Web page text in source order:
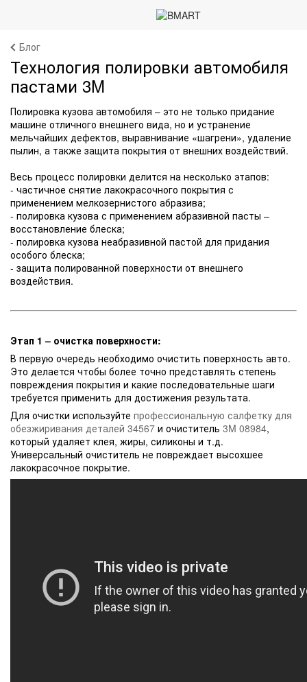
Блог
Технология полировки автомобиля
пастами 3M
Полировка кузова автомобиля – это не только придание
машине отличного внешнего вида, но и устранение
мельчайших дефектов, выравнивание «шагрени», удаление
пылин, а также защита покрытия от внешних воздействий.
Весь процесс полировки делится на несколько этапов:
- частичное снятие лакокрасочного покрытия с
применением мелкозернистого абразива;
- полировка кузова с применением абразивной пасты –
восстановление блеска;
- полировка кузова неабразивной пастой для придания
особого блеска;
- защита полированной поверхности от внешнего
воздействия.
Этап 1 – очистка поверхности:
В первую очередь необходимо очистить поверхность авто.
Это делается чтобы более точно представлять степень
повреждения покрытия и какие последовательные шаги
требуется применить для достижения результата.
Для очистки используйте профессиональную салфетку для
обезжиривания деталей 34567 и очиститель 3M 08984,
который удаляет клея, жиры, силиконы и т.д.
Универсальный очиститель не повреждает высохшее
лакокрасочное покрытие.